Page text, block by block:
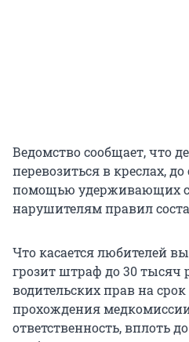
Ведомство сообщает, что
перевозиться в креслах,
помощью удерживающих
нарушителям правил
Что касается любителей
грозит штраф до 30 тысяч
водительских прав на срок
прохождения
ответственность, вплоть